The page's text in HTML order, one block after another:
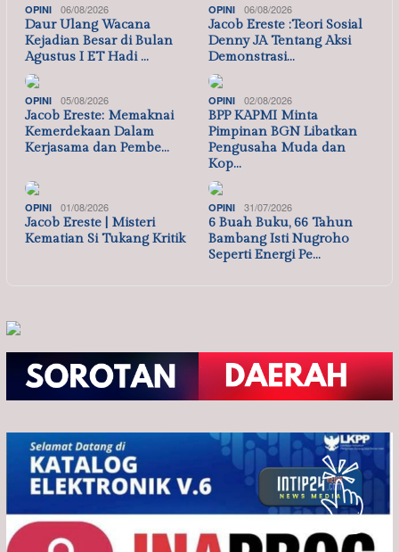
OPINI 06/08/2026
Daur Ulang Wacana
Kejadian Besar di Bulan
Agustus I ET Hadi …
OPINI 06/08/2026
Jacob Ereste :Teori Sosial
Denny JA Tentang Aksi
Demonstrasi…
OPINI 05/08/2026
Jacob Ereste: Memaknai
Kemerdekaan Dalam
Kerjasama dan Pembe…
OPINI 02/08/2026
BPP KAPMI Minta
Pimpinan BGN Libatkan
Pengusaha Muda dan
Kop…
OPINI 01/08/2026
Jacob Ereste | Misteri
Kematian Si Tukang Kritik
OPINI 31/07/2026
6 Buah Buku, 66 Tahun
Bambang Isti Nugroho
Seperti Energi Pe…